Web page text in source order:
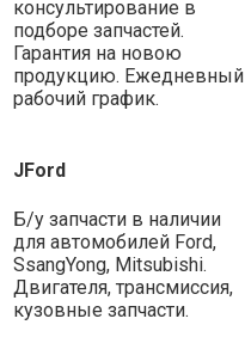
консультирование в
подборе запчастей.
Гарантия на новою
продукцию. Ежедневный
рабочий график.
JFord
Б/у запчасти в наличии
для автомобилей Ford,
SsangYong, Mitsubishi.
Двигателя, трансмиссия,
кузовные запчасти.